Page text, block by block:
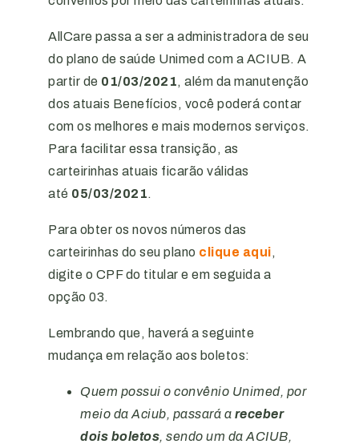
AllCare passa a ser a administradora de seu
do plano de saúde Unimed com a ACIUB. A
partir de 01/03/2021, além da manutenção
dos atuais Benefícios, você poderá contar
com os melhores e mais modernos serviços.
Para facilitar essa transição, as
carteirinhas atuais ficarão válidas
até 05/03/2021.
Para obter os novos números das
carteirinhas do seu plano clique aqui,
digite o CPF do titular e em seguida a
opção 03.
Lembrando que, haverá a seguinte
mudança em relação aos boletos:
Quem possui o convênio Unimed, por
meio da Aciub, passará a receber
dois boletos, sendo um da ACIUB,